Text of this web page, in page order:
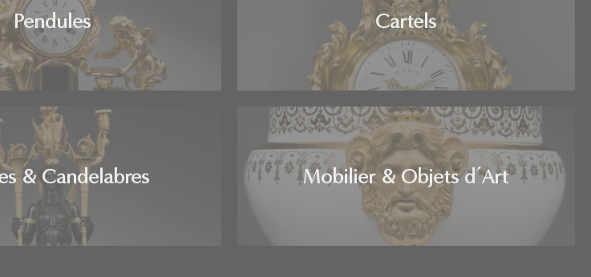
Pendules Cartels
& Candelabres Mobilier & Objets d’Art